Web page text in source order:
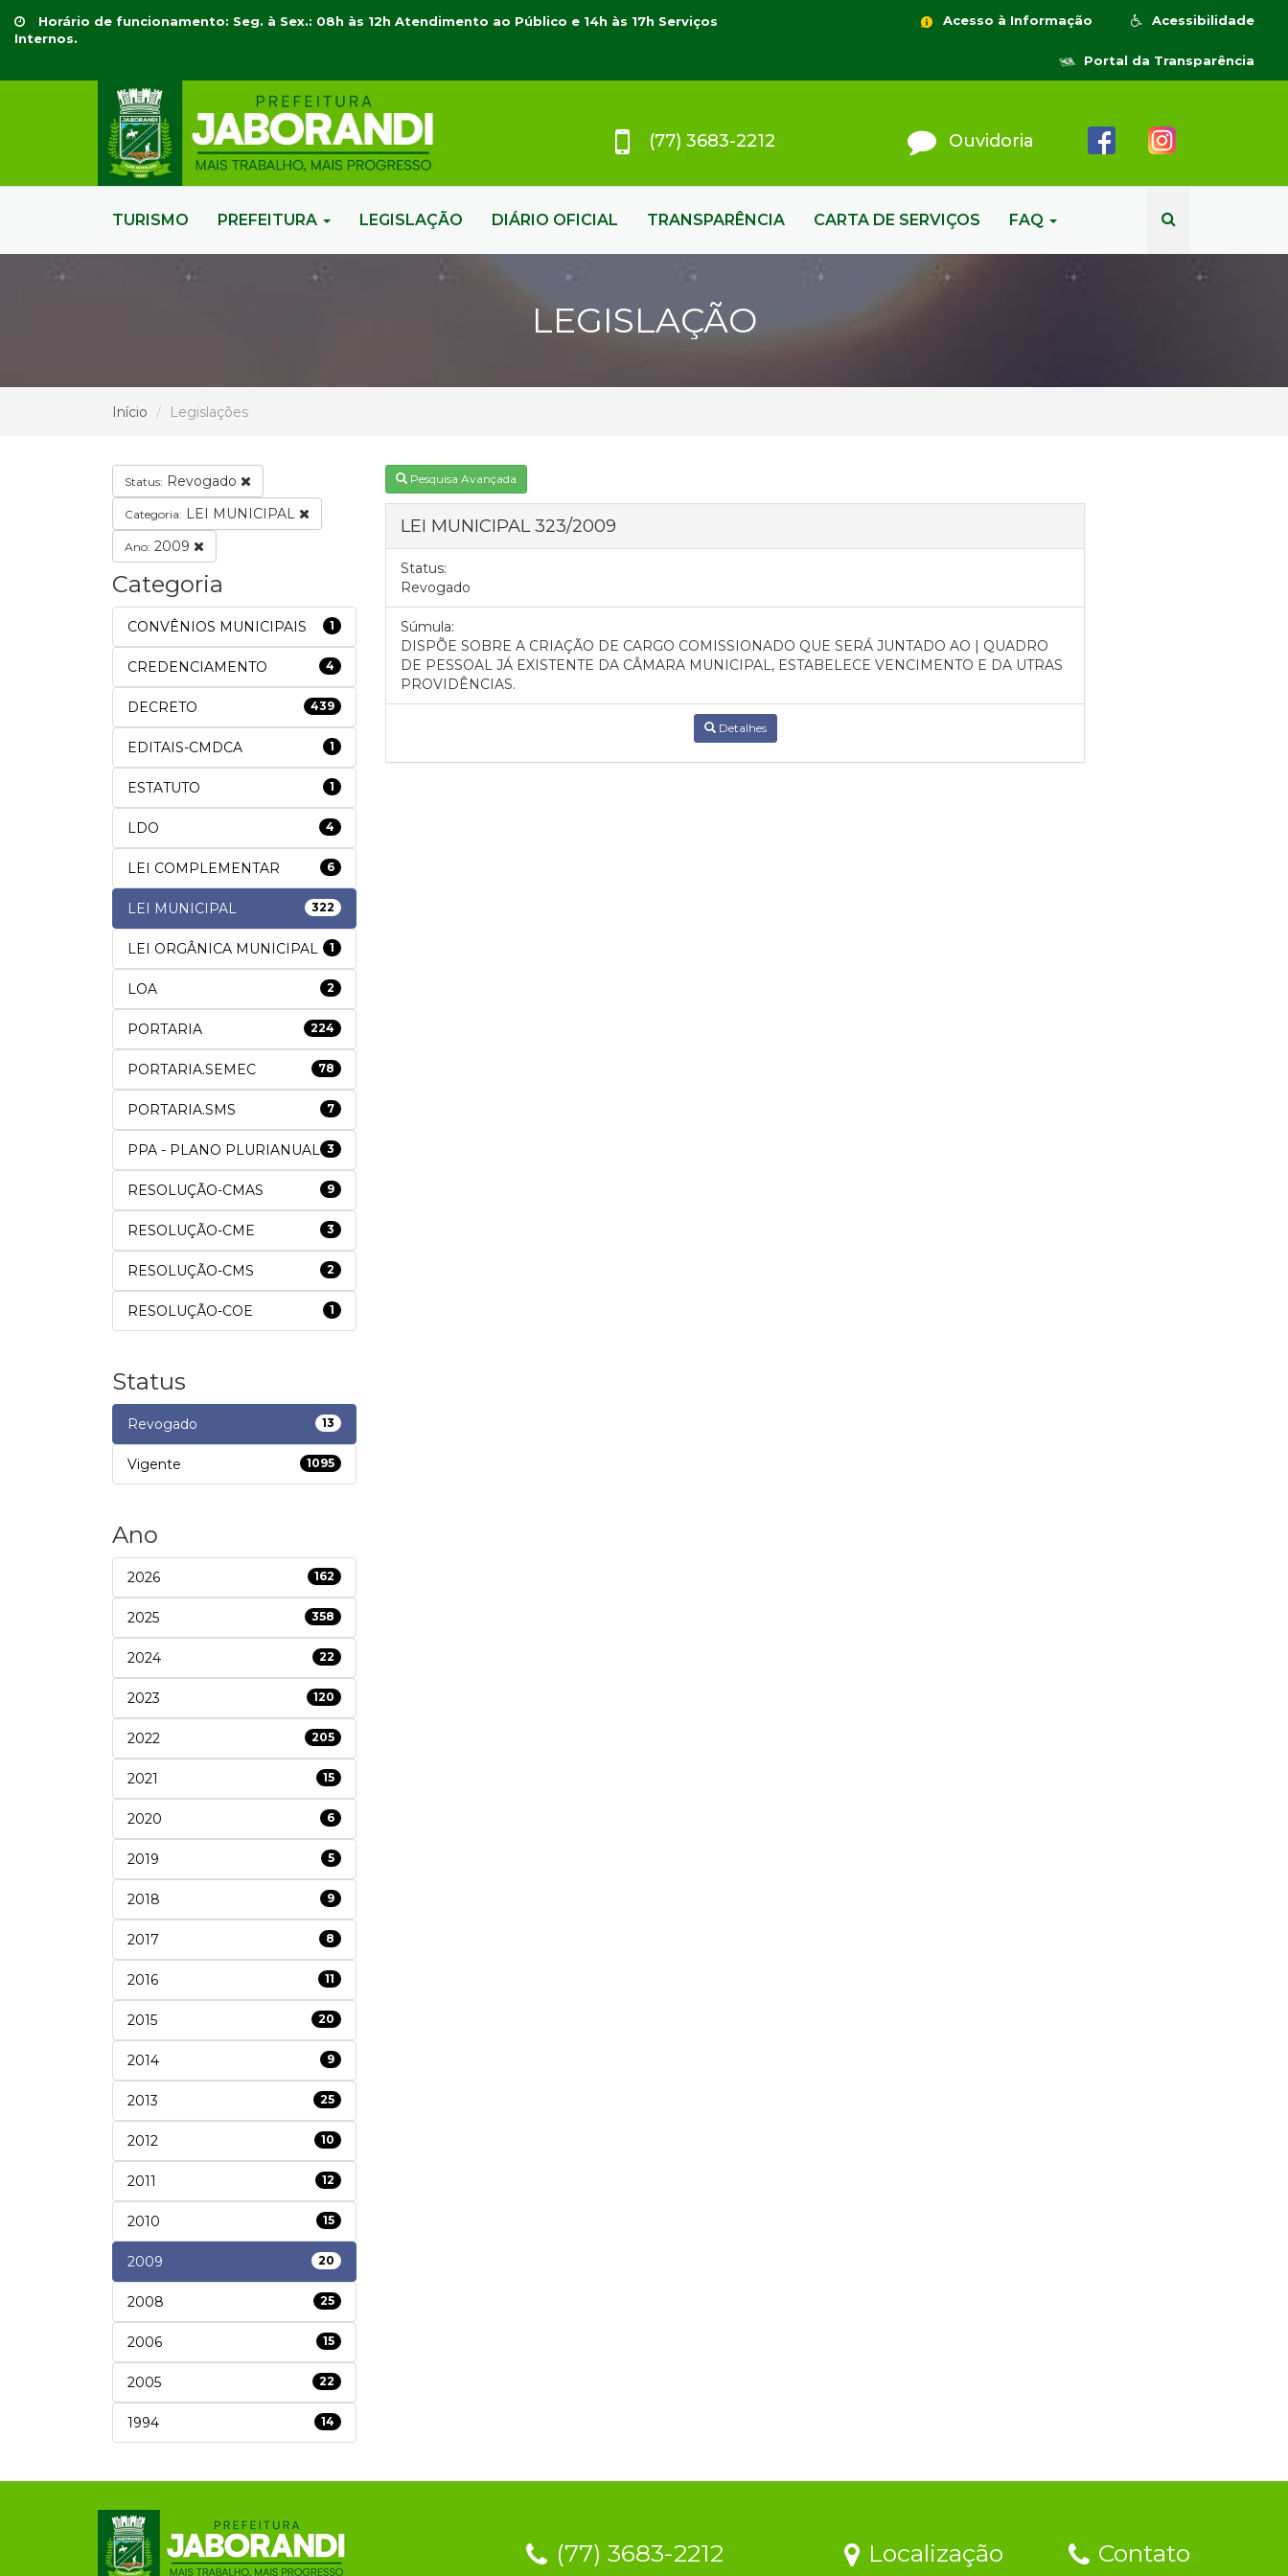
Horário de funcionamento: Seg. à Sex.: 08h às 12h Atendimento ao Público e 14h às 17h Serviços
Internos.
Acessibilidade
Acesso à Informação
Portal da Transparência
(77) 3683-2212 Ouvidoria
TURISMO PREFEITURA LEGISLAÇÃO DIÁRIO OFICIAL TRANSPARÊNCIA CARTA DE SERVIÇOS FAQ
LEGISLAÇÃO
Início Legislações
Status: Revogado
Categoria: LEI MUNICIPAL
Ano: 2009
Categoria
CONVÊNIOS MUNICIPAIS 1
CREDENCIAMENTO 4
DECRETO 439
EDITAIS-CMDCA 1
ESTATUTO 1
LDO 4
LEI COMPLEMENTAR 6
LEI MUNICIPAL 322
LEI ORGÂNICA MUNICIPAL 1
LOA 2
PORTARIA 224
PORTARIA.SEMEC 78
PORTARIA.SMS 7
PPA - PLANO PLURIANUAL 3
RESOLUÇÃO-CMAS 9
RESOLUÇÃO-CME 3
RESOLUÇÃO-CMS 2
RESOLUÇÃO-COE 1
Status
Revogado 13
Vigente 1095
Ano
2026 162
2025 358
2024 22
2023 120
2022 205
2021 15
2020 6
2019 5
2018 9
2017 8
2016 11
2015 20
2014 9
2013 25
2012 10
2011 12
2010 15
2009 20
2008 25
2006 15
2005 22
1994 14
Pesquisa Avançada
LEI MUNICIPAL 323/2009
Status:
Revogado
Súmula:
DISPÕE SOBRE A CRIAÇÃO DE CARGO COMISSIONADO QUE SERÁ JUNTADO AO | QUADRO
DE PESSOAL JÁ EXISTENTE DA CÂMARA MUNICIPAL, ESTABELECE VENCIMENTO E DA UTRAS
PROVIDÊNCIAS.
Detalhes
(77) 3683-2212 Localização Contato